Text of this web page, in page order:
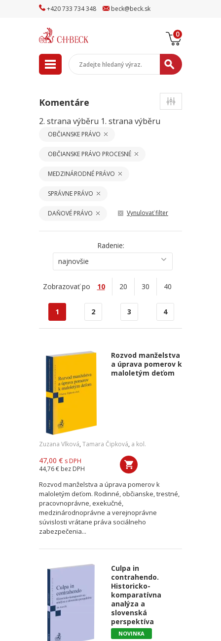
+420733 734348 beck@beck.sk
0
Komentáre
2. strana výběru 1. strana výběru
OBČIANSKE PRÁVO
OBČIANSKE PRÁVO PROCESNÉ
MEDZINÁRODNÉ PRÁVO
SPRÁVNE PRÁVO
DAŇOVÉ PRÁVO Vynulovať filter
Radenie:
najnovšie
Zobrazovať po 10 20 30 40
1 2 3 4
Rozvod manželstva
a úprava pomerov k
maloletým deťom
Zuzana Vlková, Tamara Čipková, a kol.
47,00 € s DPH
44,76 € bez DPH
Rozvod manželstva a úprava pomerov k
maloletým deťom. Rodinné, občianske, trestné,
pracovnoprávne, exekučné,
medzinárodnoprávne a verejnoprávne
súvislosti vrátane práva sociálneho
zabezpečenia...
Culpa in
contrahendo.
Historicko-
komparatívna
analýza a
slovenská
perspektíva
NOVINKA